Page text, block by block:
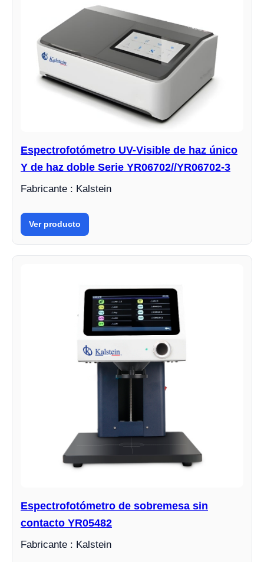
Espectrofotómetro UV-Visible de haz único
Y de haz doble Serie YR06702//YR06702-3
Fabricante : Kalstein
Ver producto
Espectrofotómetro de sobremesa sin
contacto YR05482
Fabricante : Kalstein